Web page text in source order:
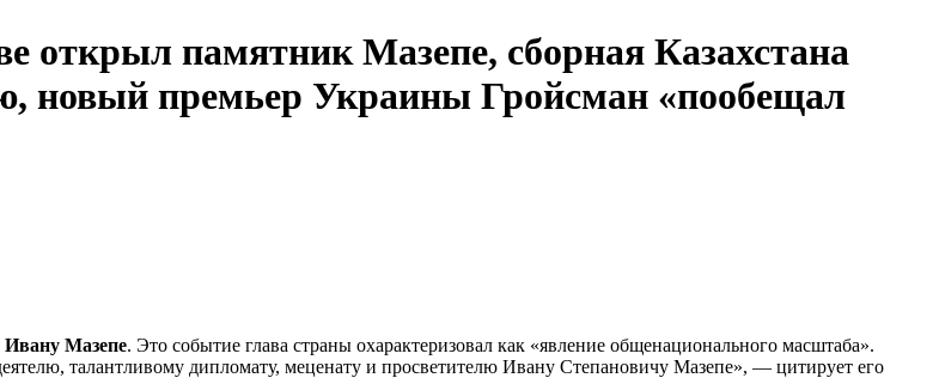
открыл памятник Мазепе, сборная Казахстана
премьер Украины Гройсман «пообещал
Мазепе. Это событие глава страны охарактеризовал как «явление общенационального масштаба».
талантливому дипломату, меценату и просветителю Ивану Степановичу Мазепе», — цитирует его